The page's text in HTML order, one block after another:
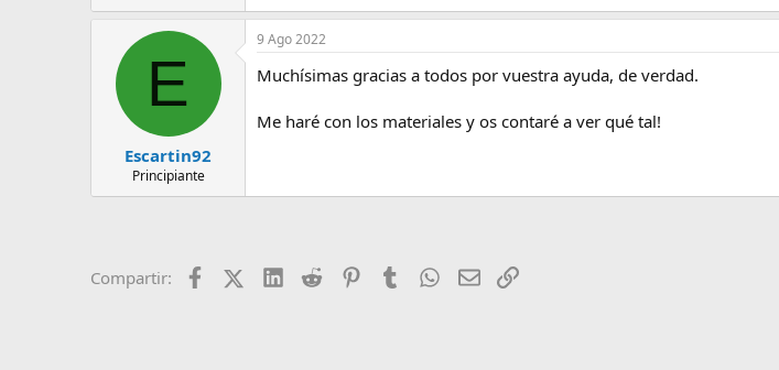
E
Escartin92
Principiante
9 Ago 2022
Muchísimas gracias a todos por vuestra ayuda, de verdad.
Me haré con los materiales y os contaré a ver qué tal!
Compartir: FacebookX (Twitter)
LinkedIn
Reddit PinterestTumblrWhatsApp
EmailEnlace